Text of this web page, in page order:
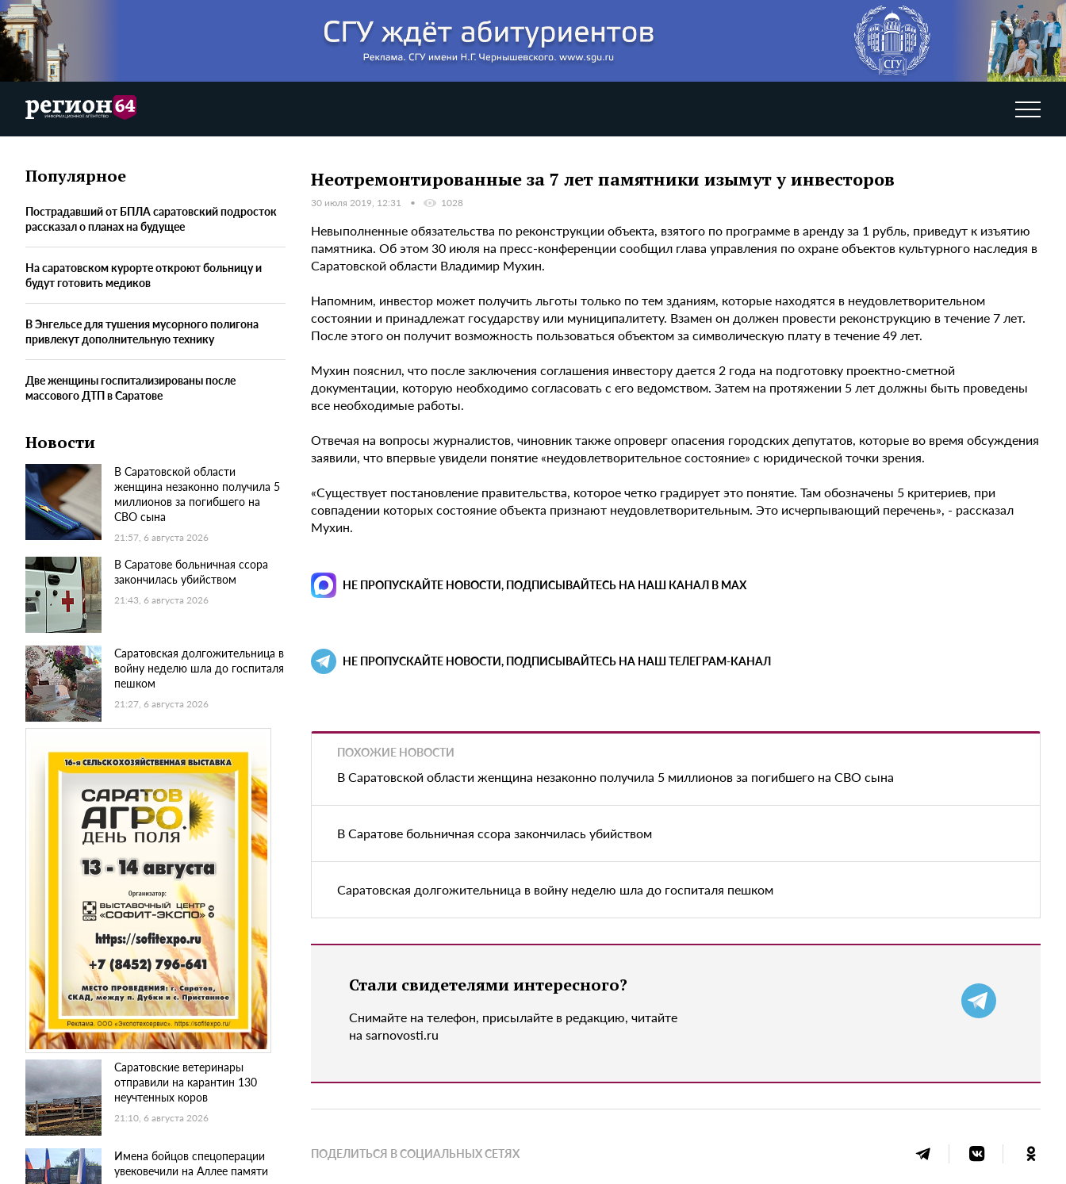
Популярное
Пострадавший от БПЛА саратовский подросток
рассказал о планах на будущее
На саратовском курорте откроют больницу и
будут готовить медиков
В Энгельсе для тушения мусорного полигона
привлекут дополнительную технику
Две женщины госпитализированы после
массового ДТП в Саратове
Новости
В Саратовской области
женщина незаконно получила 5
миллионов за погибшего на
СВО сына
21:57, 6 августа 2026
В Саратове больничная ссора
закончилась убийством
21:43, 6 августа 2026
Саратовская долгожительница в
войну неделю шла до госпиталя
пешком
21:27, 6 августа 2026
Саратовские ветеринары
отправили на карантин 130
неучтенных коров
21:10, 6 августа 2026
Имена бойцов спецоперации
увековечили на Аллее памяти
Неотремонтированные за 7 лет памятники изымут у инвесторов
30 июля 2019, 12:31 1028
Невыполненные обязательства по реконструкции объекта, взятого по программе в аренду за 1 рубль, приведут к изъятию
памятника. Об этом 30 июля на пресс-конференции сообщил глава управления по охране объектов культурного наследия в
Саратовской области Владимир Мухин.
Напомним, инвестор может получить льготы только по тем зданиям, которые находятся в неудовлетворительном
состоянии и принадлежат государству или муниципалитету. Взамен он должен провести реконструкцию в течение 7 лет.
После этого он получит возможность пользоваться объектом за символическую плату в течение 49 лет.
Мухин пояснил, что после заключения соглашения инвестору дается 2 года на подготовку проектно-сметной
документации, которую необходимо согласовать с его ведомством. Затем на протяжении 5 лет должны быть проведены
все необходимые работы.
Отвечая на вопросы журналистов, чиновник также опроверг опасения городских депутатов, которые во время обсуждения
заявили, что впервые увидели понятие «неудовлетворительное состояние» с юридической точки зрения.
«Существует постановление правительства, которое четко градирует это понятие. Там обозначены 5 критериев, при
совпадении которых состояние объекта признают неудовлетворительным. Это исчерпывающий перечень», - рассказал
Мухин.
НЕ ПРОПУСКАЙТЕ НОВОСТИ, ПОДПИСЫВАЙТЕСЬ НА НАШ КАНАЛ В MAX
НЕ ПРОПУСКАЙТЕ НОВОСТИ, ПОДПИСЫВАЙТЕСЬ НА НАШ ТЕЛЕГРАМ-КАНАЛ
ПОХОЖИЕ НОВОСТИ
В Саратовской области женщина незаконно получила 5 миллионов за погибшего на СВО сына
В Саратове больничная ссора закончилась убийством
Саратовская долгожительница в войну неделю шла до госпиталя пешком
Стали свидетелями интересного?
Снимайте на телефон, присылайте в редакцию, читайте
на sarnovosti.ru
ПОДЕЛИТЬСЯ В СОЦИАЛЬНЫХ СЕТЯХ